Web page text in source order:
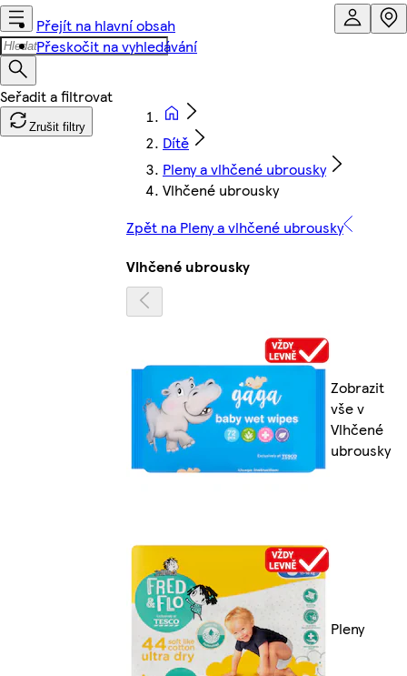
Přejít na hlavní obsah
Přeskočit na vyhledávání
Zrušit filtry
Dítě
Pleny a vlhčené ubrousky
Vlhčené ubrousky
Zpět na Pleny a vlhčené ubrousky
Vlhčené ubrousky
Zobrazit
vše v
Vlhčené
ubrousky
Pleny